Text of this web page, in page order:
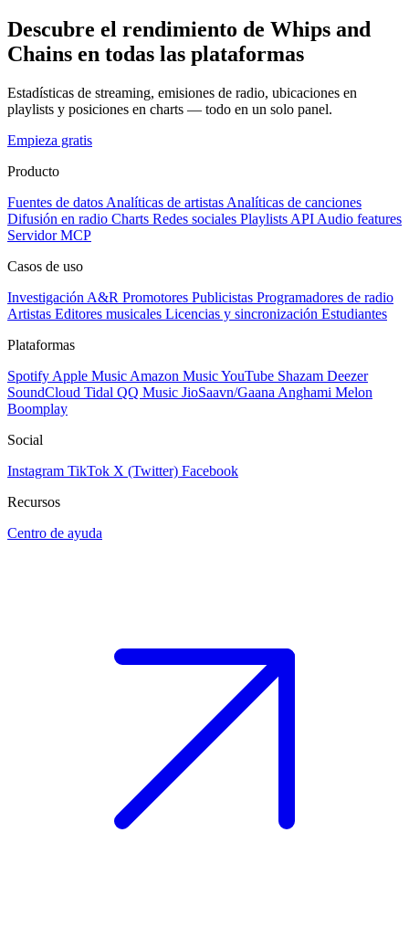
Descubre el rendimiento de Whips and
Chains en todas las plataformas
Estadísticas de streaming, emisiones de radio, ubicaciones en
playlists y posiciones en charts — todo en un solo panel.
Empieza gratis
Producto
Fuentes de datos Analíticas de artistas Analíticas de canciones
Difusión en radio Charts Redes sociales Playlists API Audio features
Servidor MCP
Casos de uso
Investigación A&R Promotores Publicistas Programadores de radio
Artistas Editores musicales Licencias y sincronización Estudiantes
Plataformas
Spotify Apple Music Amazon MusicYouTube Shazam Deezer
SoundCloud Tidal QQ Music JioSaavn/Gaana Anghami Melon
Boomplay
Social
Instagram TikTok X (Twitter) Facebook
Recursos
Centro de ayuda